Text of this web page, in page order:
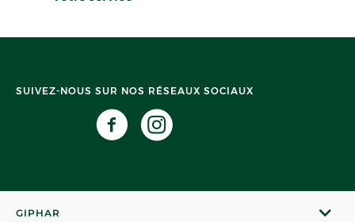
SUIVEZ-NOUS SUR NOS RÉSEAUX SOCIAUX
GIPHAR